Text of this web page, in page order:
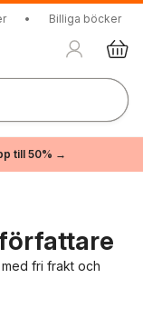
• Billiga böcker
till 50% →
fri frakt och